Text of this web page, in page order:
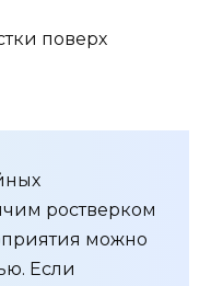
поверх
ростверком
можно
Если